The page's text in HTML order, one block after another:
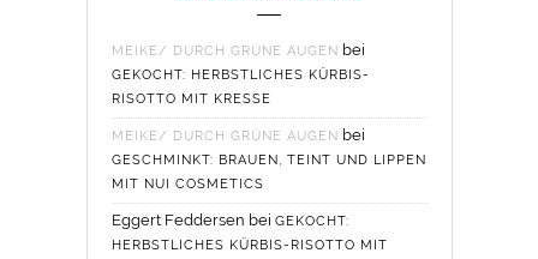
MEIKE/ DURCH GRÜNE AUGEN bei
GEKOCHT: HERBSTLICHES KÜRBIS-
RISOTTO MIT KRESSE
MEIKE/ DURCH GRÜNE AUGEN bei
GESCHMINKT: BRAUEN, TEINT UND LIPPEN
MIT NUI COSMETICS
Eggert Feddersen bei GEKOCHT:
HERBSTLICHES KÜRBIS-RISOTTO MIT